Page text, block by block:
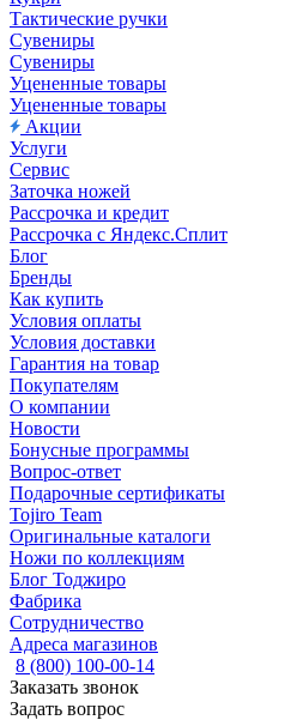
Тактические ручки
Сувениры
Сувениры
Уцененные товары
Уцененные товары
Акции
Услуги
Сервис
Заточка ножей
Рассрочка и кредит
Рассрочка с Яндекс.Сплит
Блог
Бренды
Как купить
Условия оплаты
Условия доставки
Гарантия на товар
Покупателям
О компании
Новости
Бонусные программы
Вопрос-ответ
Подарочные сертификаты
Tojiro Team
Оригинальные каталоги
Ножи по коллекциям
Блог Тоджиро
Фабрика
Сотрудничество
Адреса магазинов
8 (800) 100-00-14
Заказать звонок
Задать вопрос